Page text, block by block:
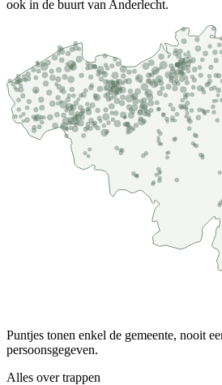
ook in de buurt van Anderlecht.
Puntjes tonen enkel de gemeente, nooit
persoonsgegeven.
Alles overtrappen